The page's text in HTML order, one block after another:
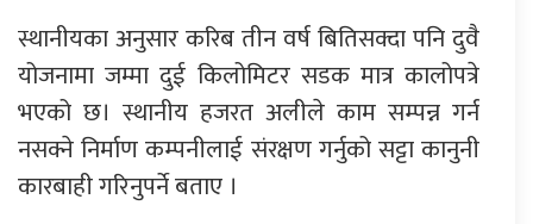
स्थानीयका अनुसार करिब तीन वर्ष बितिसक्दा पनि दुवै
योजनामा जम्मा दुई किलोमिटर सडक मात्र कालोपत्रे
भएको छ। स्थानीय हजरत अलीले काम सम्पन्न गर्न
नसक्ने निर्माण कम्पनीलाई संरक्षण गर्नुको सट्टा कानुनी
कारबाही गरिनुपर्ने बताए ।